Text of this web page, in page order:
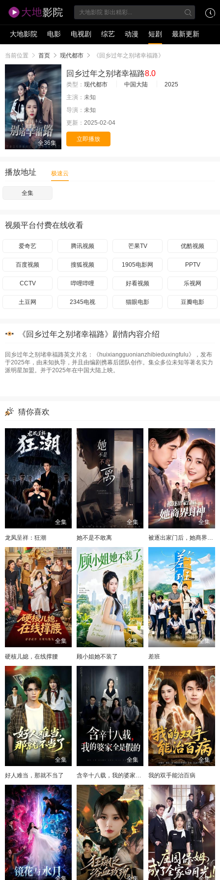
大地影院 电影 电视剧 综艺 动漫 短剧 最新更新
当前位置 首页 现代都市 《回乡过年之别堵幸福路》
全36集
回乡过年之别堵幸福路8.0
类型： 现代都市 中国大陆
2025
主演： 未知
导演： 未知
更新： 2025-02-04
立即播放
播放地址 极速云
全集
视频平台付费在线收看
爱奇艺 腾讯视频 芒果TV 优酷视频
百度视频 搜狐视频 1905电影网 PPTV
CCTV 哔哩哔哩 好看视频 乐视网
土豆网 2345电视 猫眼电影 豆瓣电影
《回乡过年之别堵幸福路》剧情内容介绍
回乡过年之别堵幸福路英文片名：《huixiangguonianzhibieduxingfulu》，发布
于2025年，由未知执导，并且由编剧携幕后团队创作。集众多位未知等著名实力
派明星加盟。并于2025年在中国大陆上映。
猜你喜欢
全集
龙凤呈祥：狂潮
全集
她不是不敢离
全集
被逐出家门后，她商界封神
全集
硬核儿媳，在线撑腰
全集
顾小姐她不装了
全集
差班
全集
好人难当，那就不当了
全集
含辛十八载，我的婆家全是假的
全集
我的双手能治百病
全集 全集 全集